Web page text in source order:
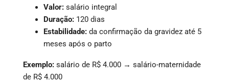
Valor: salário integral
Duração: 120 dias
Estabilidade: da confirmação da gravidez até 5
meses após o parto
Exemplo: salário de R$ 4.000 → salário-maternidade
de R$ 4.000